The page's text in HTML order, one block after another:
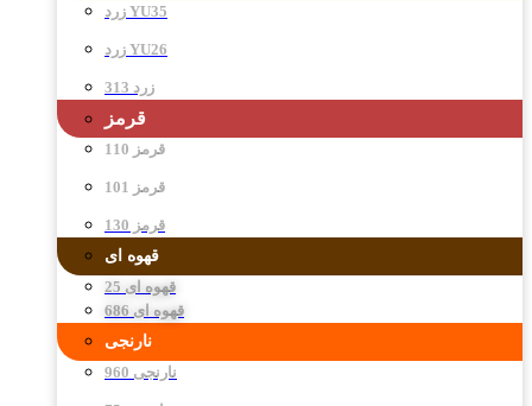
زرد YU35
زرد YU26
زرد 313
قرمز
قرمز 110
قرمز 101
قرمز 130
قهوه ای
قهوه ای 25
قهوه ای 686
نارنجی
نارنجی 960